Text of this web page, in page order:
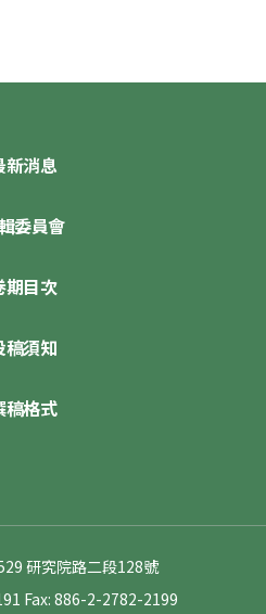
新消息
委員會
期目次
稿須知
稿格式
研究院路二段128號
Fax: 886-2-2782-2199